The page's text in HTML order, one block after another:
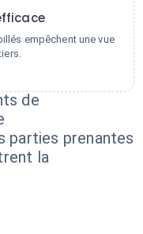
empêchent une vue
de
parties prenantes
la